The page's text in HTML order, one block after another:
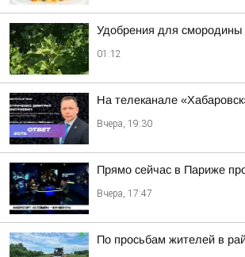
Удобрения для смородины
01:12
На телеканале
Вчера, 19:30
Прямо сейчас в Париже
Вчера, 17:47
По просьбам жителей в